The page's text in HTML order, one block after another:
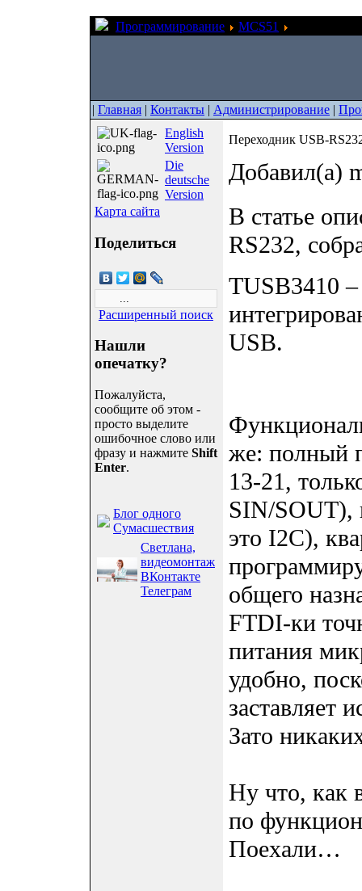
Программирование MCS51
| Главная | Контакты | Администрирование |
English
Version
Die
deutsche
Version
Карта сайта
Поделиться
Расширенный поиск
Нашли
опечатку?
Пожалуйста,
сообщите об этом -
просто выделите
ошибочное слово или
фразу и нажмите Shift
Enter.
Блог одного
Сумасшествия
Светлана,
видеомонтаж
ВКонтакте
Телеграм
Переходник USB-
Добавил(а)
В статье
RS232,
TUSB3410
USB.
же: полный
13-21,
SIN/SOUT),
это I2C),
общего
FTDI-ки
питания
удобно,
заставляет
Зато
Ну что, как
по
Поехали…